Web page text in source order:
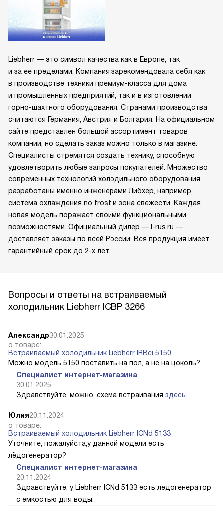
Liebherr — это символ качества как в Европе, так
и за ее пределами. Компания зарекомендовала себя как
в производстве техники премиум-класса для дома
и промышленных предприятий, так и в изготовлении
горно-шахтного оборудования. Странами производства
считаются Германия, Австрия и Болгария. На официальном
сайте представлен большой ассортимент товаров
компании, но сделать заказ можно только в магазине.
Специалисты стремятся создать технику, способную
удовлетворить любые запросы покупателей. Множество
современных технологий холодильного оборудования
разработаны именно инженерами Либхер, например,
система охлаждения no frost и зона свежести. Каждая
новая модель поражает своими функциональными
возможностями. Официальный дилер — l-rus.ru —
доставляет заказы по всей России. Вся продукция имеет
гарантийный срок до 2-х лет.
Вопросы и ответы на встраиваемый
холодильник Liebherr ICBP 3266
Александр30.01.2025
о товаре:
Встраиваемый холодильник Liebherr IRBci 5150
Можно модель 5150 поставить на пол, а не на цоколь?
Специалист интернет-магазина
30.01.2025
Здравствуйте, можно, схема встраивания здесь
Юлия20.11.2024
о товаре:
Встраиваемый холодильник Liebherr ICNd 5133
Уточните, пожалуйста,у данной модели есть
лёдогенератор?
Специалист интернет-магазина
20.11.2024
Здравствуйте, у Liebherr ICNd 5133 есть ледогенератор
с емкостью для воды.